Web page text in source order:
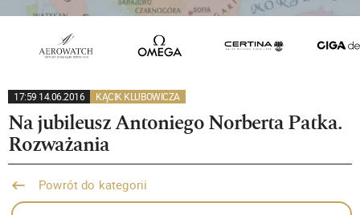
17:59 14.06.2016 KĄCIK KLUBOWICZA
Na jubileusz Antoniego Norberta Patka.
Rozważania
Powrót do kategorii